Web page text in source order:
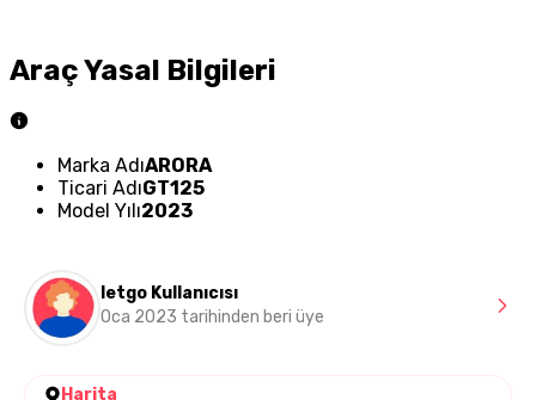
Araç Yasal Bilgileri
Marka AdıARORA
Ticari AdıGT125
Model Yılı2023
letgo Kullanıcısı
Oca 2023 tarihinden beri üye
Harita